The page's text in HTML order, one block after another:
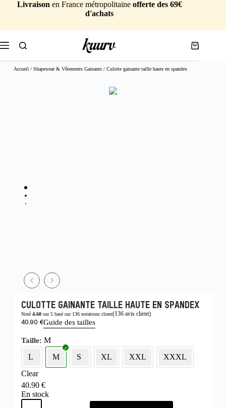
Livraison en France métropolitaine offerte des 69€
d'achats
Accueil / Shapewear & Vêtements Gainants/ Culotte gainante taille haute en spandex
CULOTTE GAINANTE TAILLE HAUTE EN SPANDEX
Noté 4.60sur 5 basé sur 136notations client(136avis client)
40.90 €Guide des tailles
Taille M
L
M S XL XXL
XXXL
Clear
40.90 €
En stock